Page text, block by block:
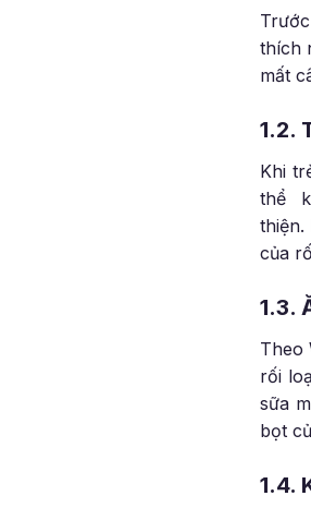
thích
mất
1.2.
Khi
thể
của
1.3.
Theo
rối
sữa
bọt
1.4.